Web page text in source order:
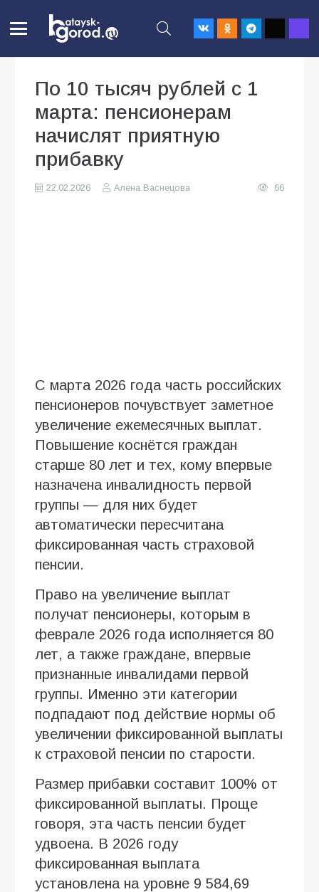
По 10 тысяч рублей с 1
марта: пенсионерам
начислят приятную
прибавку
22.02.2026 Алена Васнецова 66
С марта 2026 года часть российских
пенсионеров почувствует заметное
увеличение ежемесячных выплат.
Повышение коснётся граждан
старше 80 лет и тех, кому впервые
назначена инвалидность первой
группы — для них будет
автоматически пересчитана
фиксированная часть страховой
пенсии.
Право на увеличение выплат
получат пенсионеры, которым в
феврале 2026 года исполняется 80
лет, а также граждане, впервые
признанные инвалидами первой
группы. Именно эти категории
подпадают под действие нормы об
увеличении фиксированной выплаты
к страховой пенсии по старости.
Размер прибавки составит 100% от
фиксированной выплаты. Проще
говоря, эта часть пенсии будет
удвоена. В 2026 году
фиксированная выплата
установлена на уровне 9 584,69